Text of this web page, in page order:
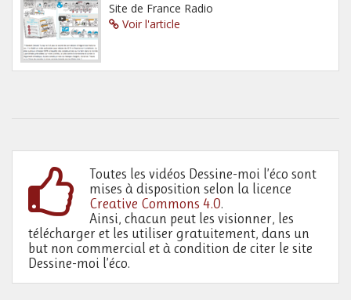
Site de France Radio
Voir l'article
Toutes les vidéos Dessine-moi l’éco sont
mises à disposition selon la licence
Creative Commons 4.0.
Ainsi, chacun peut les visionner, les
télécharger et les utiliser gratuitement, dans un
but non commercial et à condition de citer le site
Dessine-moi l’éco.